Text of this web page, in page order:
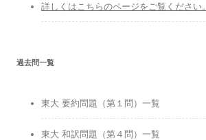
詳しくはこちらのページをご覧ください。
過去問一覧
東大 要約問題（第１問）一覧
東大 和訳問題（第４問）一覧